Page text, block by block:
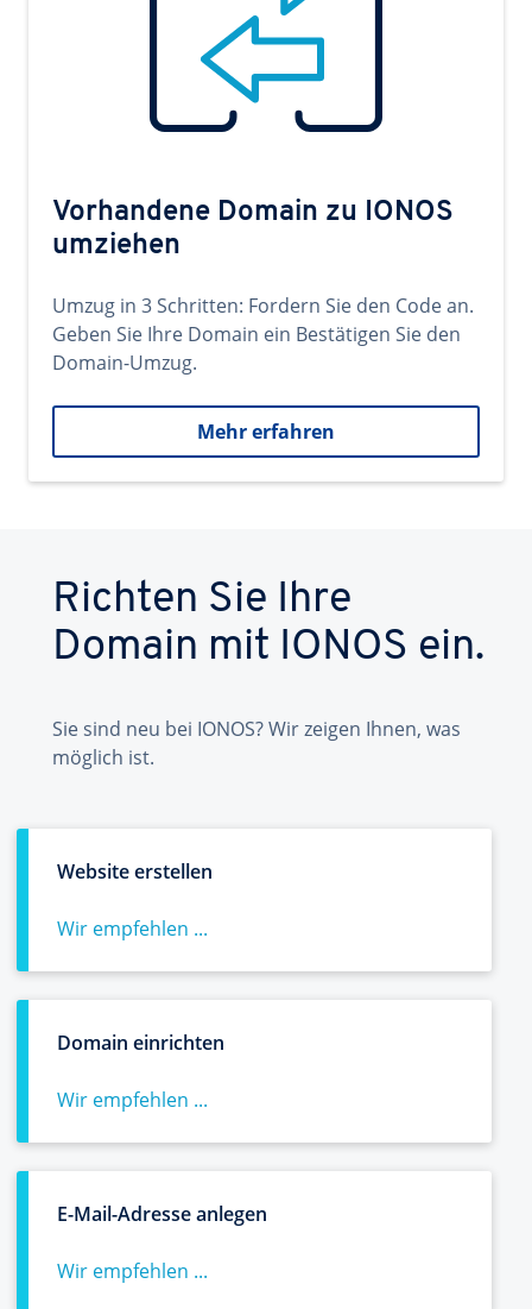
Vorhandene Domain zu IONOS
umziehen
Umzug in 3 Schritten: Fordern Sie den Code an.
Geben Sie Ihre Domain ein Bestätigen Sie den
Domain-Umzug.
Mehr erfahren
Richten Sie Ihre
Domain mit IONOS ein.
Sie sind neu bei IONOS? Wir zeigen Ihnen, was
möglich ist.
Website erstellen
Wir empfehlen ...
Domain einrichten
Wir empfehlen ...
E-Mail-Adresse anlegen
Wir empfehlen ...